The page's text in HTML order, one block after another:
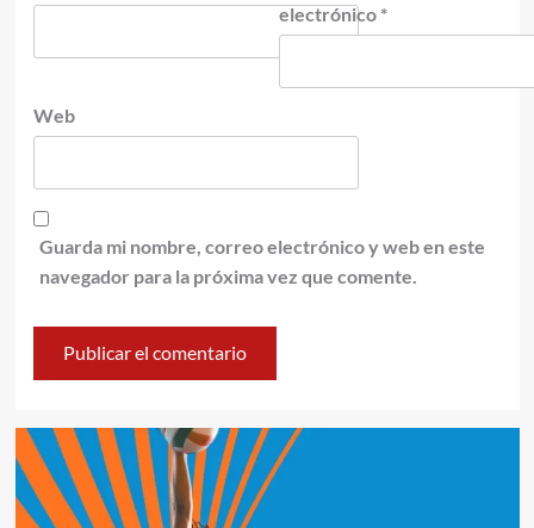
electrónico *
Web
Guarda mi nombre, correo electrónico y web en este
navegador para la próxima vez que comente.